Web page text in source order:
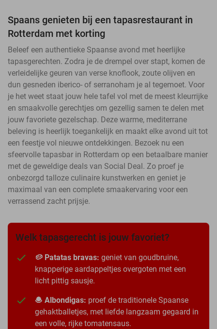
Spaans genieten bij een tapasrestaurant in
Rotterdam met korting
Beleef een authentieke Spaanse avond met heerlijke
tapasgerechten. Zodra je de drempel over stapt, komen de
verleidelijke geuren van verse knoflook, zoute olijven en
dun gesneden iberico- of serranoham je al tegemoet. Voor
je het weet staat jouw hele tafel vol met de meest kleurrijke
en smaakvolle gerechtjes om gezellig samen te delen met
jouw favoriete gezelschap. Deze warme, mediterrane
beleving is heerlijk toegankelijk en maakt elke avond uit tot
een feestje vol nieuwe ontdekkingen. Bezoek nu een
sfeervolle tapasbar in Rotterdam op een betaalbare manier
met de geweldige deals van Social Deal. Zo proef je
onbezorgd talloze culinaire kunstwerken en geniet je
maximaal van een complete smaakervaring voor een
verrassend zacht prijsje.
Welk tapasgerecht is jouw favoriet?
🥔 Patatas bravas: geniet van goudbruine,
knapperige aardappeltjes overgoten met een
licht pittig sausje.
🧆 Albondigas: proef de traditionele Spaanse
gehaktballetjes, met liefde langzaam gegaard in
een volle, rijke tomatensaus.